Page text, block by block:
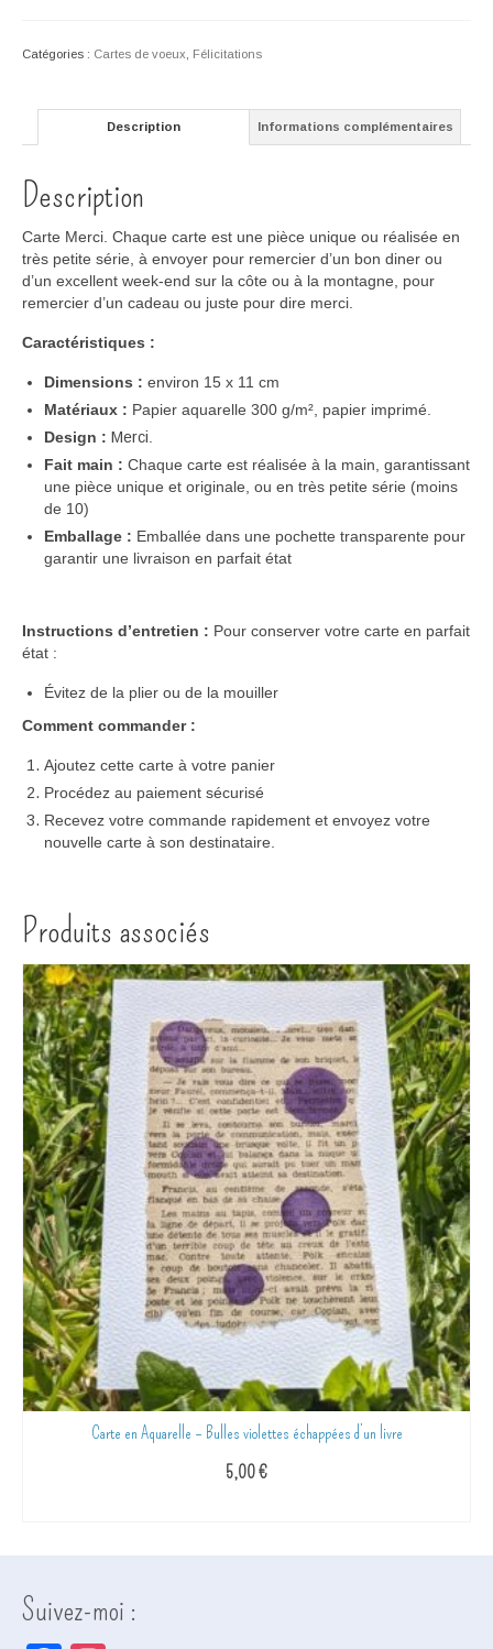
Catégories : Cartes de voeux Félicitations
Description Informations complémentaires
Description
Carte Merci . Chaque carte est une pièce unique ou réalisée en
très petite série , à envoyer pour remercier d’un bon diner ou
d’un excellent week-end sur la côte ou à la montagne, pour
remercier d’un cadeau ou juste pour dire merci
Caractéristiques :
Dimensions : environ 15 x 11 cm
Matériaux : Papier aquarelle 300 g/m² , papier imprimé
Design : Merci
Fait main : Chaque carte est réalisée à la main, garantissant
une pièce unique et originale, ou en très petite série (moins
de 10)
Emballage : Emballée dans une pochette transparente pour
garantir une livraison en parfait état
Instructions d’entretien : Pour conserver votre carte en parfait
état :
Évitez de la plier ou de la mouiller
Comment commander :
Ajoutez cette carte à votre panier
Procédez au paiement sécurisé
Recevez votre commande rapidement et envoyez votre
nouvelle carte à son destinataire.
Produits associés
Carte en Aquarelle – Bulles violettes échappées d’un livre
5,00€
Suivez-moi :